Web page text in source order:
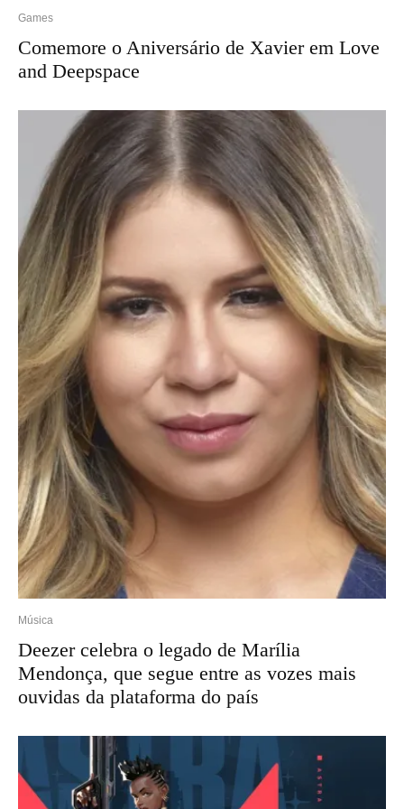
Games
Comemore o Aniversário de Xavier em Love
and Deepspace
Música
Deezer celebra o legado de Marília
Mendonça, que segue entre as vozes mais
ouvidas da plataforma do país